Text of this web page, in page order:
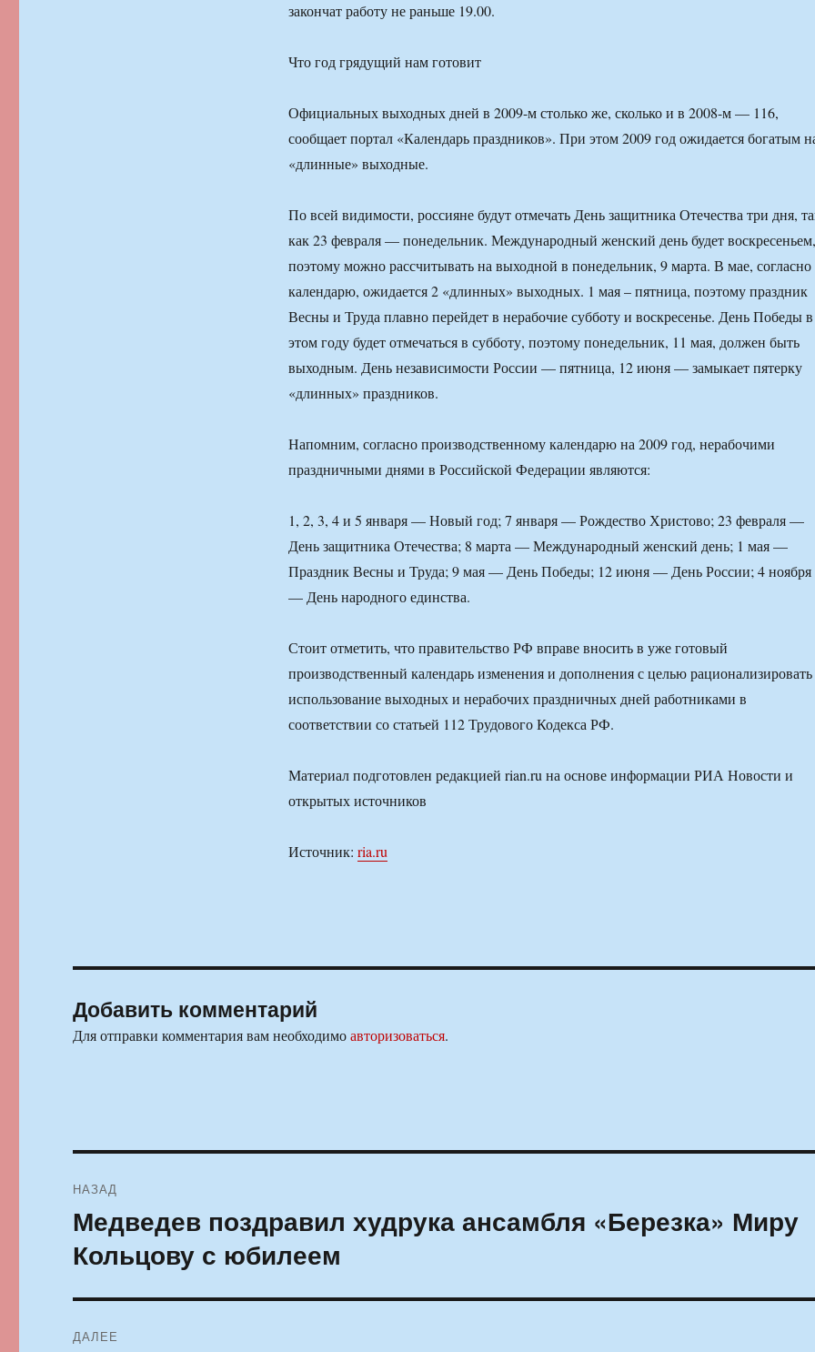
закончат работу не раньше 19.00.
Что год грядущий нам готовит
Официальных выходных дней в 2009-м столько же, сколько и в 2008-м — 116,
сообщает портал «Календарь праздников». При этом 2009 год ожидается богатым
«длинные» выходные.
По всей видимости, россияне будут отмечать День защитника Отечества три дня,
как 23 февраля — понедельник. Международный женский день будет воскресеньем,
поэтому можно рассчитывать на выходной в понедельник, 9 марта. В мае, согласно
календарю, ожидается 2 «длинных» выходных. 1 мая – пятница, поэтому праздник
Весны и Труда плавно перейдет в нерабочие субботу и воскресенье. День Победы в
этом году будет отмечаться в субботу, поэтому понедельник, 11 мая, должен быть
выходным. День независимости России — пятница, 12 июня — замыкает пятерку
«длинных» праздников.
Напомним, согласно производственному календарю на 2009 год, нерабочими
праздничными днями в Российской Федерации являются:
1, 2, 3, 4 и 5 января — Новый год; 7 января — Рождество Христово; 23 февраля —
День защитника Отечества; 8 марта — Международный женский день; 1 мая —
Праздник Весны и Труда; 9 мая — День Победы; 12 июня — День России; 4 ноября
— День народного единства.
Стоит отметить, что правительство РФ вправе вносить в уже готовый
производственный календарь изменения и дополнения с целью рационализировать
использование выходных и нерабочих праздничных дней работниками в
соответствии со статьей 112 Трудового Кодекса РФ.
Материал подготовлен редакцией rian.ru на основе информации РИА Новости и
открытых источников
Источник: ria.ru
Добавить комментарий
Для отправки комментария вам необходимоавторизоваться.
по
записям
НАЗАД
Предыдущая
запись:
Медведев поздравил худрука ансамбля «Березка» Миру
Кольцову с юбилеем
ДАЛЕЕ